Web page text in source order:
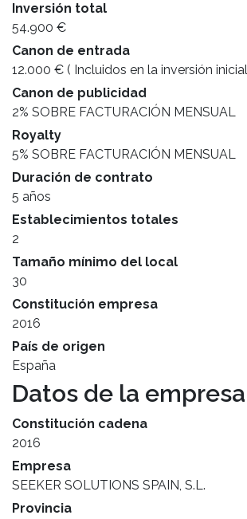
Inversión total
54.900 €
Canon de entrada
12.000 € ( Incluidos en la inversión
Canon de publicidad
2% SOBRE FACTURACIÓN MENSUAL
Royalty
5% SOBRE FACTURACIÓN MENSUAL
Duración de contrato
5 años
Establecimientos totales
2
Tamaño mínimo del local
30
Constitución empresa
2016
País de origen
España
Datos de la empresa
Constitución cadena
2016
Empresa
SEEKER SOLUTIONS SPAIN, S.L.
Provincia